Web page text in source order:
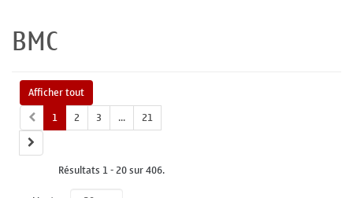
BMC
Afficher tout
1
2 3 ... 21
Résultats 1 - 20 sur 406.